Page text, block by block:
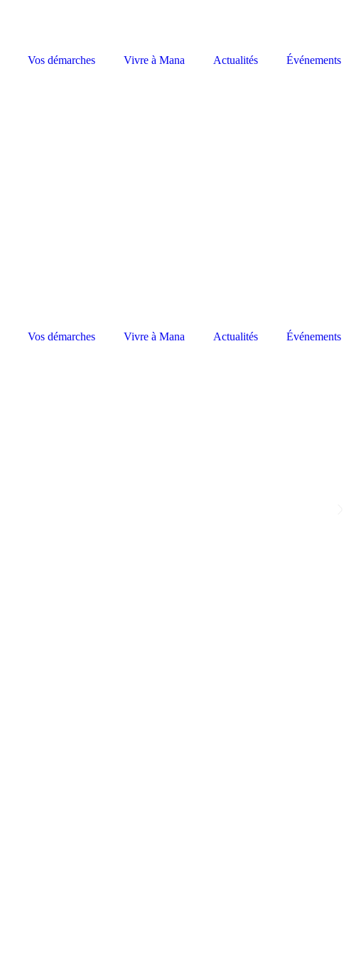
Vos démarches Vivre à Mana Actualités Événements
Vos démarches Vivre à Mana Actualités Événements